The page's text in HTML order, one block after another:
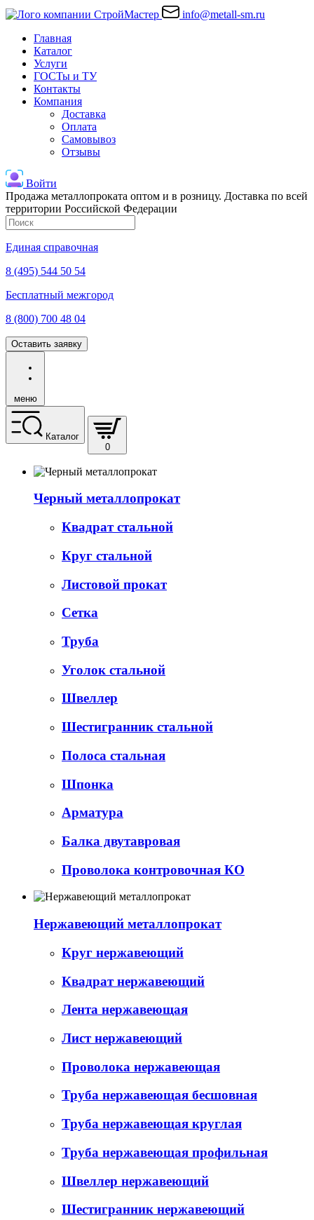
info@metall-sm.ru
Главная
Каталог
Услуги
ГОСТы и ТУ
Контакты
Компания
Доставка
Оплата
Самовывоз
Отзывы
Войти
Продажа металлопроката оптом и в розницу. Доставка по всей
территории Российской Федерации
Единая справочная
8 (495) 544 50 54
Бесплатный межгород
8 (800) 700 48 04
Оставить заявку
меню
Каталог
0
Черный металлопрокат
Квадрат стальной
Круг стальной
Листовой прокат
Сетка
Труба
Уголок стальной
Швеллер
Шестигранник стальной
Полоса стальная
Шпонка
Арматура
Балка двутавровая
Проволока контровочная КО
Нержавеющий металлопрокат
Круг нержавеющий
Квадрат нержавеющий
Лента нержавеющая
Лист нержавеющий
Проволока нержавеющая
Труба нержавеющая бесшовная
Труба нержавеющая круглая
Труба нержавеющая профильная
Швеллер нержавеющий
Шестигранник нержавеющий